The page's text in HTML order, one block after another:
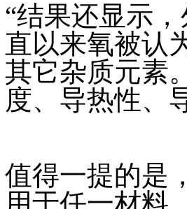
“结果还显示
直以来氧被认
其它杂质元素
度、导热性、
值得一提的是